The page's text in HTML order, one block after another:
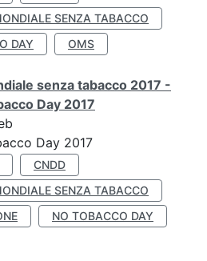
SENZA TABACCO
DAY
OMS
senza tabacco 2017 -
Day 2017
Day 2017
CNDD
SENZA TABACCO
NO TOBACCO DAY